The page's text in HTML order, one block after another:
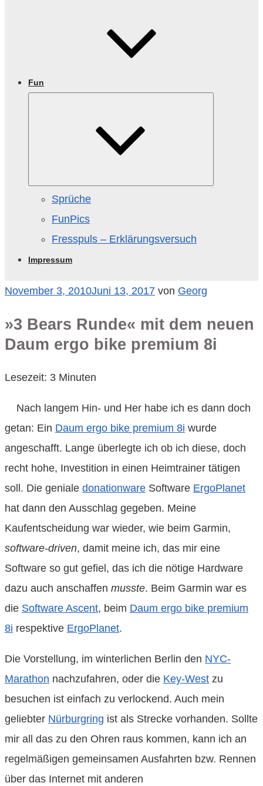
Fun
Sprüche
FunPics
Fresspuls – Erklärungsversuch
Impressum
Veröffentlicht
November 3, 2010Juni 13, 2017 von Georg
»3 Bears Runde« mit dem neuen
Daum ergo bike premium 8i
Lesezeit: 3 Minuten
Nach langem Hin- und Her habe ich es dann doch
getan: Ein Daum ergo bike premium 8i wurde
angeschafft. Lange überlegte ich ob ich diese, doch
recht hohe, Investition in einen Heimtrainer tätigen
soll. Die geniale donationware Software ErgoPlanet
hat dann den Ausschlag gegeben. Meine
Kaufentscheidung war wieder, wie beim Garmin,
software-driven, damit meine ich, das mir eine
Software so gut gefiel, das ich die nötige Hardware
dazu auch anschaffen musste. Beim Garmin war es
die Software Ascent, beim Daum ergo bike premium
8i respektive ErgoPlanet.
Die Vorstellung, im winterlichen Berlin den NYC-
Marathon nachzufahren, oder die Key-West zu
besuchen ist einfach zu verlockend. Auch mein
geliebter Nürburgring ist als Strecke vorhanden. Sollte
mir all das zu den Ohren raus kommen, kann ich an
regelmäßigen gemeinsamen Ausfahrten bzw. Rennen
über das Internet mit anderen